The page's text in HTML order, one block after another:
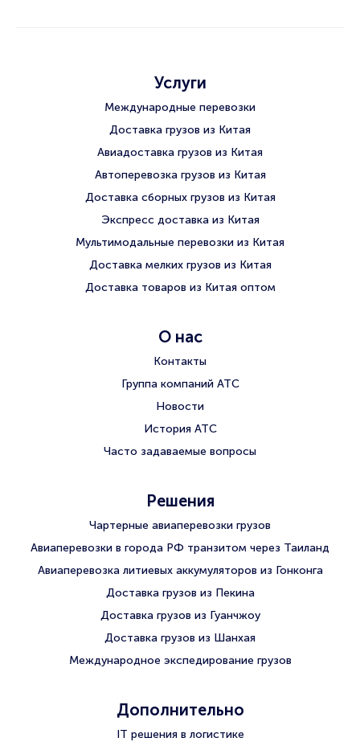
Услуги
Международные перевозки
Доставка грузов из Китая
Авиадоставка грузов из Китая
Автоперевозка грузов из Китая
Доставка сборных грузов из Китая
Экспресс доставка из Китая
Мультимодальные перевозки из Китая
Доставка мелких грузов из Китая
Доставка товаров из Китая оптом
О нас
Контакты
Группа компаний АТС
Новости
История АТС
Часто задаваемые вопросы
Решения
Чартерные авиаперевозки грузов
Авиаперевозки в города РФ транзитом через Таиланд
Авиаперевозка литиевых аккумуляторов из Гонконга
Доставка грузов из Пекина
Доставка грузов из Гуанчжоу
Доставка грузов из Шанхая
Международное экспедирование грузов
Дополнительно
IT решения в логистике